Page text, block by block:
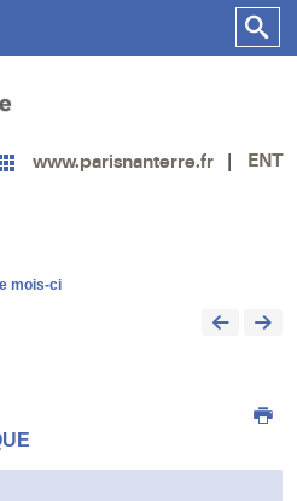
www.parisnanterre.fr ENT
mois-ci